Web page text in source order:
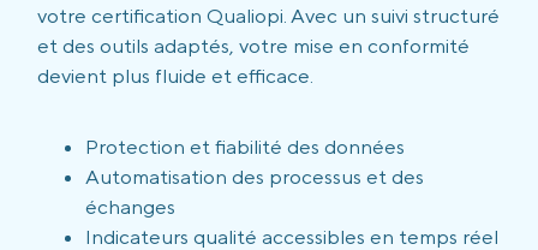
votre certification Qualiopi. Avec un suivi structuré
et des outils adaptés, votre mise en conformité
devient plus fluide et efficace.
Protection et fiabilité des données
Automatisation des processus et des
échanges
Indicateurs qualité accessibles en temps réel